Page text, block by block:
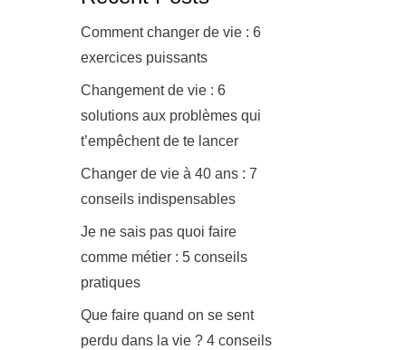
Comment changer de vie : 6
exercices puissants
Changement de vie : 6
solutions aux problèmes qui
t’empêchent de te lancer
Changer de vie à 40 ans : 7
conseils indispensables
Je ne sais pas quoi faire
comme métier : 5 conseils
pratiques
Que faire quand on se sent
perdu dans la vie ? 4 conseils